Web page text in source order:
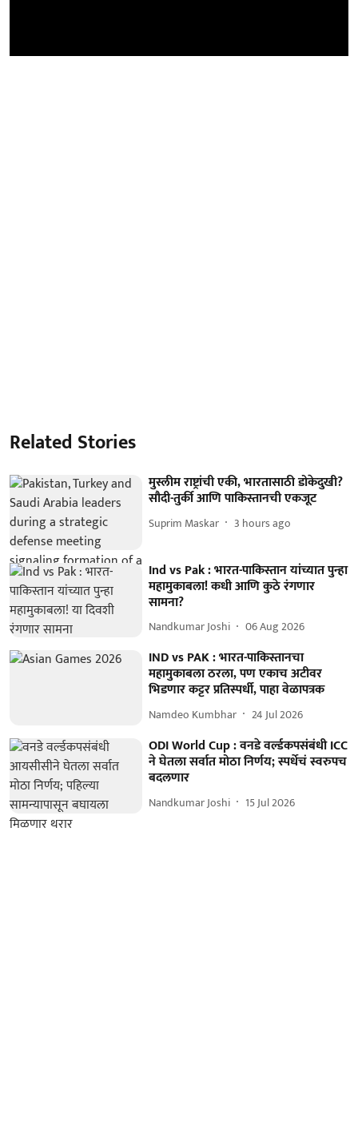
Related Stories
मुस्लीम राष्ट्रांची एकी, भारतासाठी डोकेदुखी?
सौदी-तुर्की आणि पाकिस्तानची एकजूट
Suprim Maskar 3 hours ago
Ind vs Pak : भारत-पाकिस्तान यांच्यात पुन्हा
महामुकाबला! कधी आणि कुठे रंगणार
सामना?
Nandkumar Joshi 06 Aug 2026
IND vs PAK : भारत-पाकिस्तानचा
महामुकाबला ठरला, पण एकाच अटीवर
भिडणार कट्टर प्रतिस्पर्धी, पाहा वेळापत्रक
Namdeo Kumbhar 24 Jul 2026
ODI World Cup : वनडे वर्ल्डकपसंबंधी ICC
ने घेतला सर्वात मोठा निर्णय; स्पर्धेचं स्वरुपच
बदलणार
Nandkumar Joshi 15 Jul 2026